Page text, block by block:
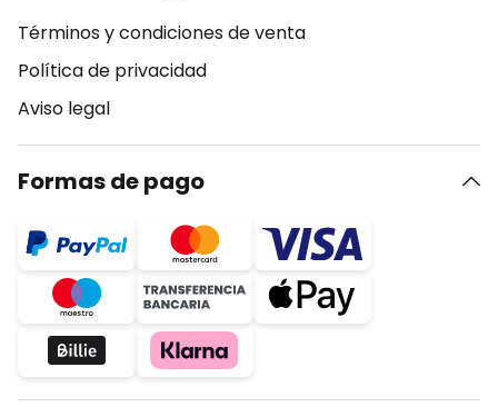
Términos y condiciones de venta
Política de privacidad
Aviso legal
Formas de pago